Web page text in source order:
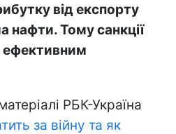
від експорту
нафти. Тому санкції
ефективним
РБК-Україна
за війну та як